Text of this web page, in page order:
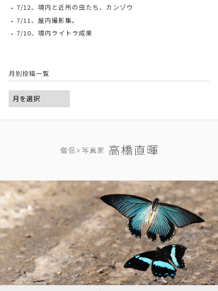
7/12、境内と近所の虫たち、カンゾウ
7/11、屋内撮影集。
7/10、境内ライトラ成果
月別投稿一覧